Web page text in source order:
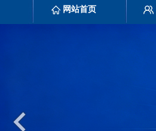
网站首页